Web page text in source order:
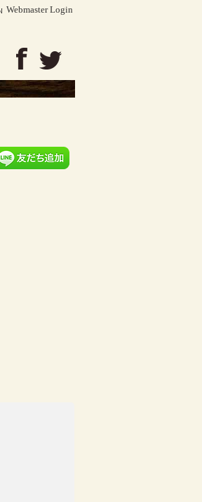
Webmaster Login